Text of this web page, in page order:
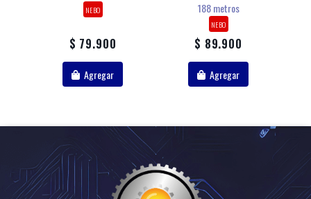
NEBO
$ 79.900
Agregar
188 metros
NEBO
$ 89.900
Agregar